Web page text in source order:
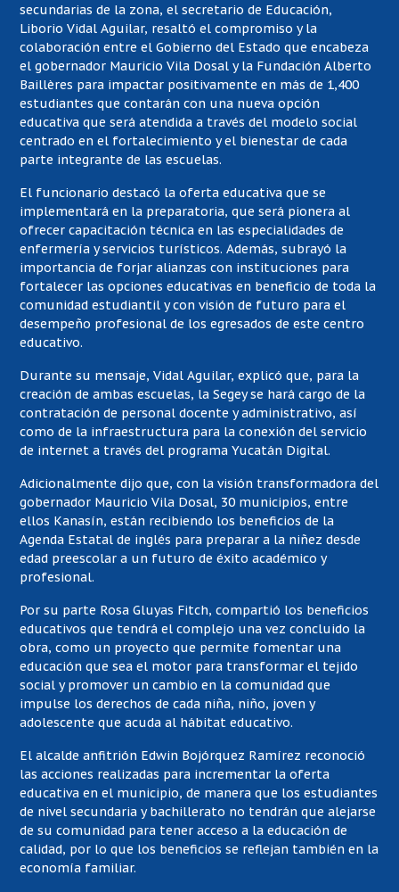
secundarias de la zona, el secretario de Educación,
Liborio Vidal Aguilar, resaltó el compromiso y la
colaboración entre el Gobierno del Estado que encabeza
el gobernador Mauricio Vila Dosal y la Fundación Alberto
Baillères para impactar positivamente en más de 1,400
estudiantes que contarán con una nueva opción
educativa que será atendida a través del modelo social
centrado en el fortalecimiento y el bienestar de cada
parte integrante de las escuelas.
El funcionario destacó la oferta educativa que se
implementará en la preparatoria, que será pionera al
ofrecer capacitación técnica en las especialidades de
enfermería y servicios turísticos. Además, subrayó la
importancia de forjar alianzas con instituciones para
fortalecer las opciones educativas en beneficio de toda la
comunidad estudiantil y con visión de futuro para el
desempeño profesional de los egresados de este centro
educativo.
Durante su mensaje, Vidal Aguilar, explicó que, para la
creación de ambas escuelas, la Segey se hará cargo de la
contratación de personal docente y administrativo, así
como de la infraestructura para la conexión del servicio
de internet a través del programa Yucatán Digital.
Adicionalmente dijo que, con la visión transformadora del
gobernador Mauricio Vila Dosal, 30 municipios, entre
ellos Kanasín, están recibiendo los beneficios de la
Agenda Estatal de inglés para preparar a la niñez desde
edad preescolar a un futuro de éxito académico y
profesional.
Por su parte Rosa Gluyas Fitch, compartió los beneficios
educativos que tendrá el complejo una vez concluido la
obra, como un proyecto que permite fomentar una
educación que sea el motor para transformar el tejido
social y promover un cambio en la comunidad que
impulse los derechos de cada niña, niño, joven y
adolescente que acuda al hábitat educativo.
El alcalde anfitrión Edwin Bojórquez Ramírez reconoció
las acciones realizadas para incrementar la oferta
educativa en el municipio, de manera que los estudiantes
de nivel secundaria y bachillerato no tendrán que alejarse
de su comunidad para tener acceso a la educación de
calidad, por lo que los beneficios se reflejan también en la
economía familiar.